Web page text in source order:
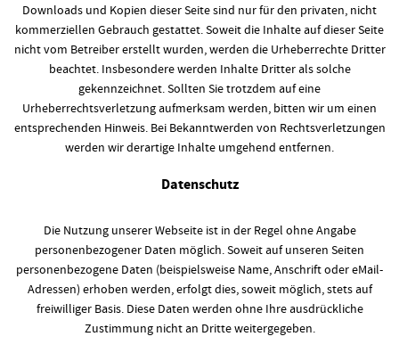
Downloads und Kopien dieser Seite sind nur für den privaten, nicht
kommerziellen Gebrauch gestattet. Soweit die Inhalte auf dieser Seite
nicht vom Betreiber erstellt wurden, werden die Urheberrechte Dritter
beachtet. Insbesondere werden Inhalte Dritter als solche
gekennzeichnet. Sollten Sie trotzdem auf eine
Urheberrechtsverletzung aufmerksam werden, bitten wir um einen
entsprechenden Hinweis. Bei Bekanntwerden von Rechtsverletzungen
werden wir derartige Inhalte umgehend entfernen.
Datenschutz
Die Nutzung unserer Webseite ist in der Regel ohne Angabe
personenbezogener Daten möglich. Soweit auf unseren Seiten
personenbezogene Daten (beispielsweise Name, Anschrift oder eMail-
Adressen) erhoben werden, erfolgt dies, soweit möglich, stets auf
freiwilliger Basis. Diese Daten werden ohne Ihre ausdrückliche
Zustimmung nicht an Dritte weitergegeben.